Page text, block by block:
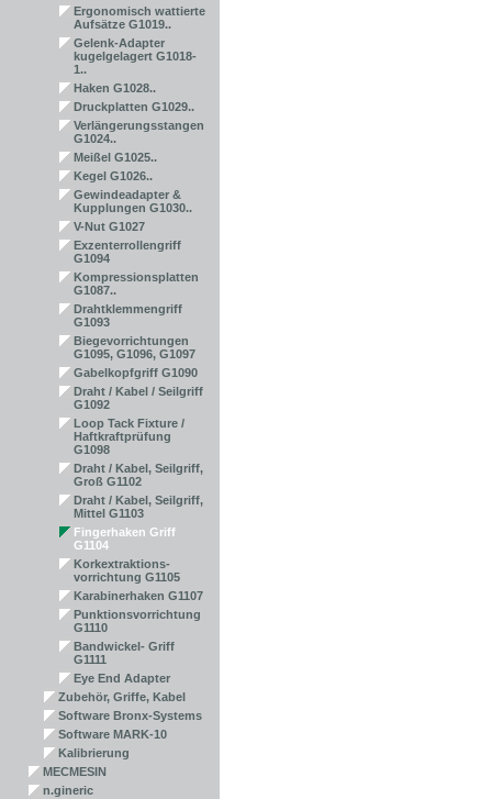
Ergonomisch wattierte
Aufsätze G1019..
Gelenk-Adapter
kugelgelagert G1018-
1..
Haken G1028..
Druckplatten G1029..
Verlängerungsstangen
G1024..
Meißel G1025..
Kegel G1026..
Gewindeadapter &
Kupplungen G1030..
V-Nut G1027
Exzenterrollengriff
G1094
Kompressionsplatten
G1087..
Drahtklemmengriff
G1093
Biegevorrichtungen
G1095, G1096, G1097
Gabelkopfgriff G1090
Draht / Kabel / Seilgriff
G1092
Loop Tack Fixture /
Haftkraftprüfung
G1098
Draht / Kabel, Seilgriff,
Groß G1102
Draht / Kabel, Seilgriff,
Mittel G1103
Fingerhaken Griff
G1104
Korkextraktions-
vorrichtung G1105
Karabinerhaken G1107
Punktionsvorrichtung
G1110
Bandwickel- Griff
G1111
Eye End Adapter
Zubehör, Griffe, Kabel
Software Bronx-Systems
Software MARK-10
Kalibrierung
MECMESIN
n.gineric